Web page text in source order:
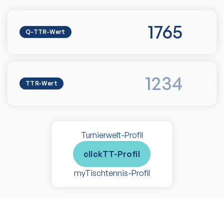
Q-TTR-Wert 1765
TTR-Wert 1234
Turnierwelt-Profil
clickTT-Profil
myTischtennis-Profil